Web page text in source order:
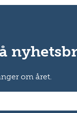
om året.